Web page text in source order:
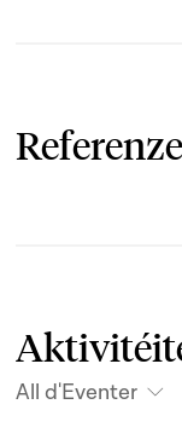
All d'Eventer